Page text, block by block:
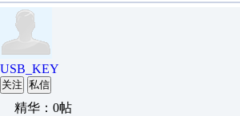
USB_KEY
关注 私信
精华：0帖